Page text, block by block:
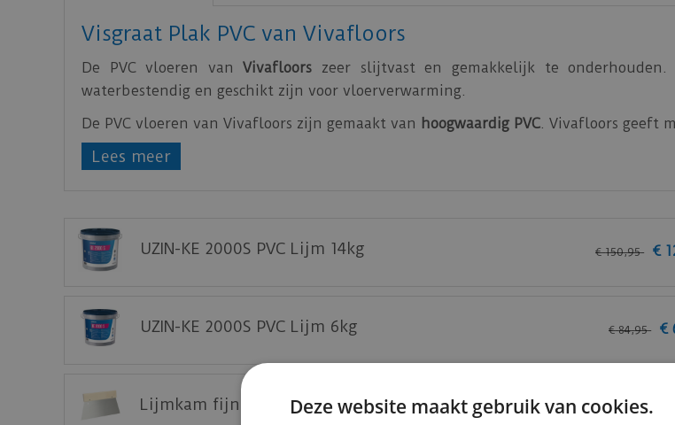
Visgraat Plak PVC van Vivafloors
De PVC vloeren vanVivafloors zeer slijtvast en gemakkelijk te
waterbestendig en geschikt zijn voor vloerverwarming.
De PVC vloeren van Vivafloors zijn gemaakt van hoogwaardig PVC. Vivafloors geeft
Bekijkhierde technische specificaties van de Vivafloors PVC vloeren.
Lees meer
UZIN-KE 2000S PVC Lijm 14kg € 150,95 €
UZIN-KE 2000S PVC Lijm 6kg € 84,95 €
Lijmkam fijn - A2 (25 cm) tbv PVCDeze website maakt gebruik van cookies.